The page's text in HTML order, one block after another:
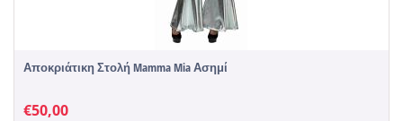
Αποκριάτικη Στολή Mamma Mia Ασημί
€50,00